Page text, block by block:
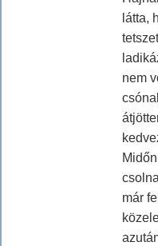
látta,
nem
már